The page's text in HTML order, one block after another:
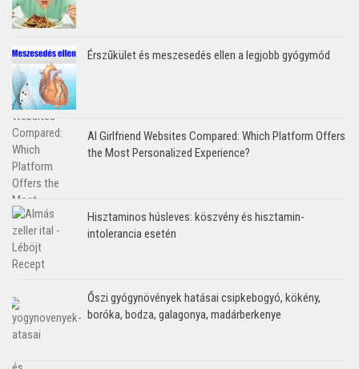
Érszűkület és meszesedés ellen a legjobb gyógymód
AI Girlfriend Websites Compared: Which Platform Offers
the Most Personalized Experience?
Hisztaminos húsleves: köszvény és hisztamin-
intolerancia esetén
Őszi gyógynövények hatásai csipkebogyó, kökény,
boróka, bodza, galagonya, madárberkenye